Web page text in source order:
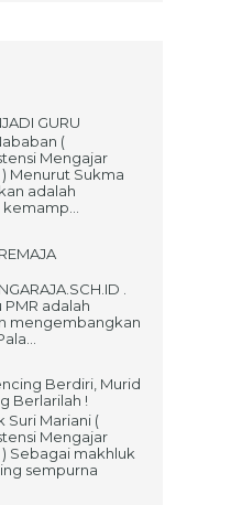
GURU
(
Mengajar
Menurut Sukma
adalah
.
adalah
mengembangkan
Berdiri, Murid
Berlarilah !
Suri Mariani (
Mengajar
Sebagai makhluk
sempurna